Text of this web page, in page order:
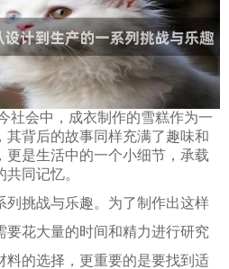
社会中，成衣制作的雪糕作为一
其背后的故事同样充满了趣味和
更是生活中的一个小细节，承载
同记忆。
列挑战与乐趣。为了制作出这样
要花大量的时间和精力进行研究
料的选择，更重要的是要找到适